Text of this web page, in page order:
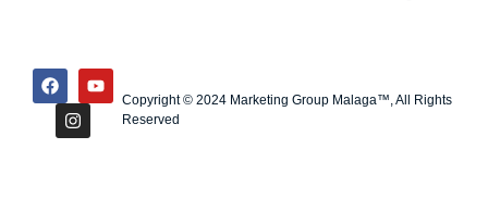
Copyright © 2024 Marketing Group Malaga™, All Rights
Reserved